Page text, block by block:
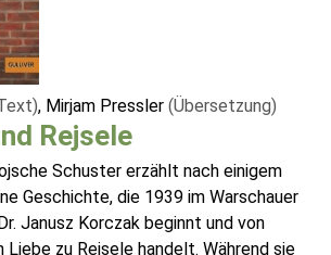
, Mirjam Pressler (Übersetzung)
Rejsele
Schuster erzählt nach einigem
Geschichte, die 1939 im Warschauer
Janusz Korczak beginnt und von
zu Rejsele handelt. Während sie